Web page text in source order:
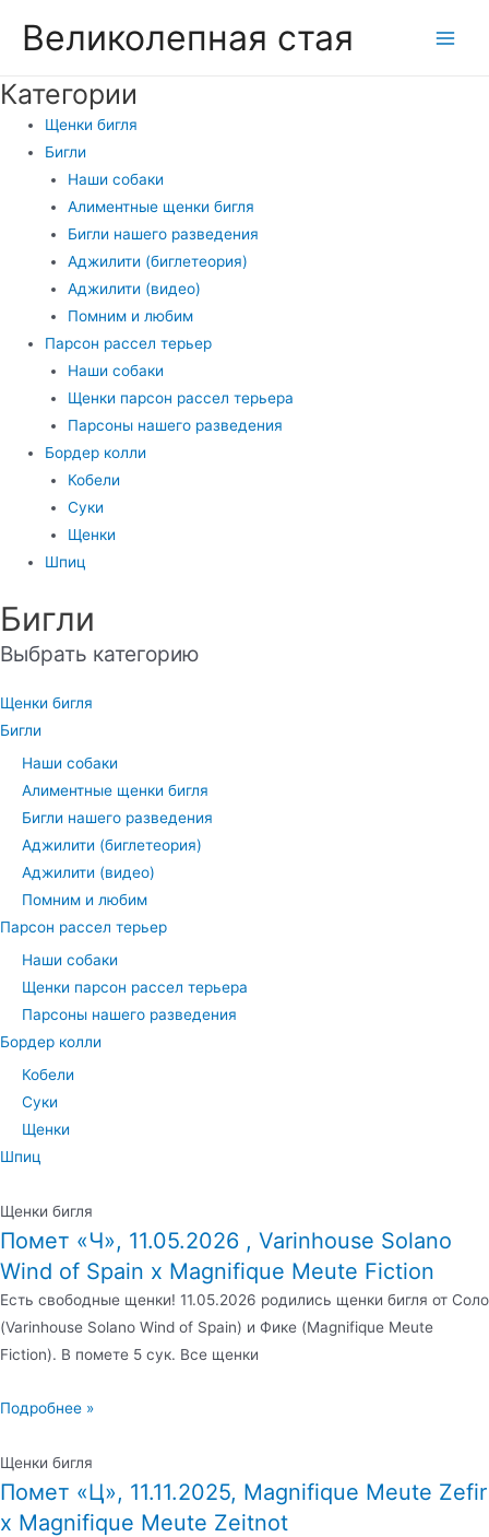
Великолепная стая
Категории
Щенки бигля
Бигли
Наши собаки
Алиментные щенки бигля
Бигли нашего разведения
Аджилити (биглетеория)
Аджилити (видео)
Помним и любим
Парсон рассел терьер
Наши собаки
Щенки парсон рассел терьера
Парсоны нашего разведения
Бордер колли
Кобели
Суки
Щенки
Шпиц
Бигли
Выбрать категорию
Щенки бигля
Бигли
Наши собаки
Алиментные щенки бигля
Бигли нашего разведения
Аджилити (биглетеория)
Аджилити (видео)
Помним и любим
Парсон рассел терьер
Наши собаки
Щенки парсон рассел терьера
Парсоны нашего разведения
Бордер колли
Кобели
Суки
Щенки
Шпиц
Щенки бигля
Помет «Ч», 11.05.2026 , Varinhouse Solano
Wind of Spain x Magnifique Meute Fiction
Есть свободные щенки! 11.05.2026 родились щенки бигля от Соло
(Varinhouse Solano Wind of Spain) и Фике (Magnifique Meute
Fiction). В помете 5 сук. Все щенки
Подробнее »
Щенки бигля
Помет «Ц», 11.11.2025, Magnifique Meute Zefir
х Magnifique Meute Zeitnot